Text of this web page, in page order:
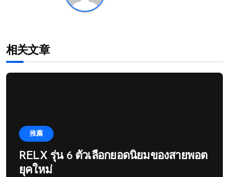
相关文章
推薦
RELX รุ่น 6 ตัวเลือกยอดนิยมของสายพอต
ยุคใหม่